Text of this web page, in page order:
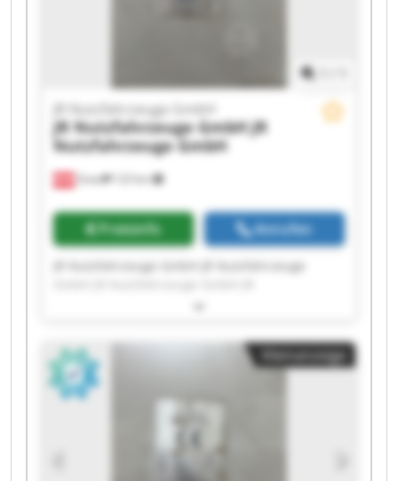
Gnas 123 km
JR Nutzfahrzeuge GmbH
JR Nutzfahrzeuge GmbHJR
Nutzfahrzeuge GmbH
Preisinfo Anrufen
JR Nutzfahrzeuge GmbH JR Nutzfahrzeuge
Nutzfahrzeuge GmbH JR Nutzfahrzeuge GmbH
GmbH JR Nutzfahrzeuge GmbH JR
Nutzfahrzeuge GmbH JR Nutzfahrzeuge GmbH
JR Nutzfahrzeuge GmbH JR Nutzfahrzeuge
GmbH JR Nutzfahrzeuge GmbH JR
Nutzfahrzeuge GmbH JR Nutzfahrzeuge GmbH
JR Nutzfahrzeuge GmbH JR Nutzfahrzeuge
GmbH JR Nutzfahrzeuge GmbH JR
Nutzfahrzeuge GmbH JR Nutzfahrzeuge GmbH
Kleinanzeige